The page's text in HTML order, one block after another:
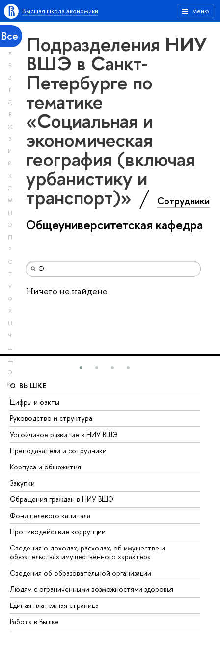
Меню
Высшая школа экономики
Все
А
Б
В
Г
Д
Е
Ж
З
И
Й
К
Л
М
Н
О
П
Р
С
Т
У
Ф
Х
Ц
Ч
Ш
Щ
Э
Ю
Я
Подразделения НИУ
ВШЭ в Санкт-
Петербурге по
тематике
«Социальная и
экономическая
география (включая
урбанистику и
транспорт)» Сотрудники
Общеуниверситетская кафедра
Ничего не найдено
О ВЫШКЕ
Цифры и факты
Руководство и структура
Устойчивое развитие в НИУ ВШЭ
Преподаватели и сотрудники
Корпуса и общежития
Закупки
Обращения граждан в НИУ ВШЭ
Фонд целевого капитала
Противодействие коррупции
Сведения о доходах, расходах, об имуществе и
обязательствах имущественного характера
Сведения об образовательной организации
Людям с ограниченными возможностями здоровья
Единая платежная страница
Работа в Вышке